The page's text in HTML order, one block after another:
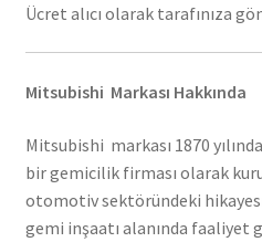
Ücret alıcı olarak tarafınıza
Mitsubishi Markası Hakkında
Mitsubishi markası 1870
bir gemicilik firması olarak
otomotiv sektöründeki hikayesi
gemi inşaatı alanında